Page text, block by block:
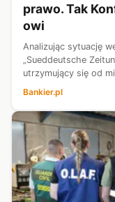
prawo. Tak
owi
Analizując sytuację
„Sueddeutsche
utrzymujący się od
bardziej na prawo od
Bankier.pl